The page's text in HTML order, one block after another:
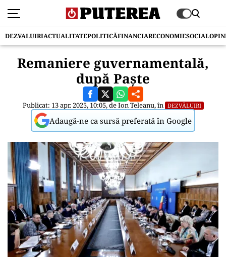
DEZVALUIRIACTUALITATEPOLITICĂFINANCIARECONOMIESOCIAL
Remaniere guvernamentală,
după Paște
Publicat: 13 apr. 2025, 10:05, deIon Teleanu, în DEZVĂLUIRI
Adaugă-ne ca sursă preferată în Google